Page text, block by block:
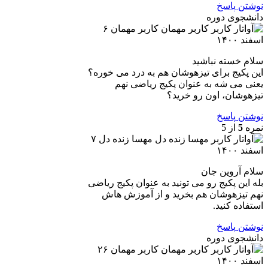
نوشتن پاسخ
دانشجوی دوره
کاربر مهمان ۶
اسفند ۱۴۰۰
سلام خسته نباشید
این پکیج برای تیزهوشان هم به درد می خوره؟
یعنی می شه به عنوان پکیج ریاضی نهم
تیزهوشان، اون رو خرید؟
نوشتن پاسخ
نمره 5 از 5
مهسا زنده دل ۷
اسفند ۱۴۰۰
سلام آروین جان
بله این پکیج رو می تونید به عنوان پکیج ریاضی
نهم تیزهوشان هم بخرید و از آموزش هاش
استفاده کنید.
نوشتن پاسخ
دانشجوی دوره
کاربر مهمان ۲۶
اسفند ۱۴۰۰